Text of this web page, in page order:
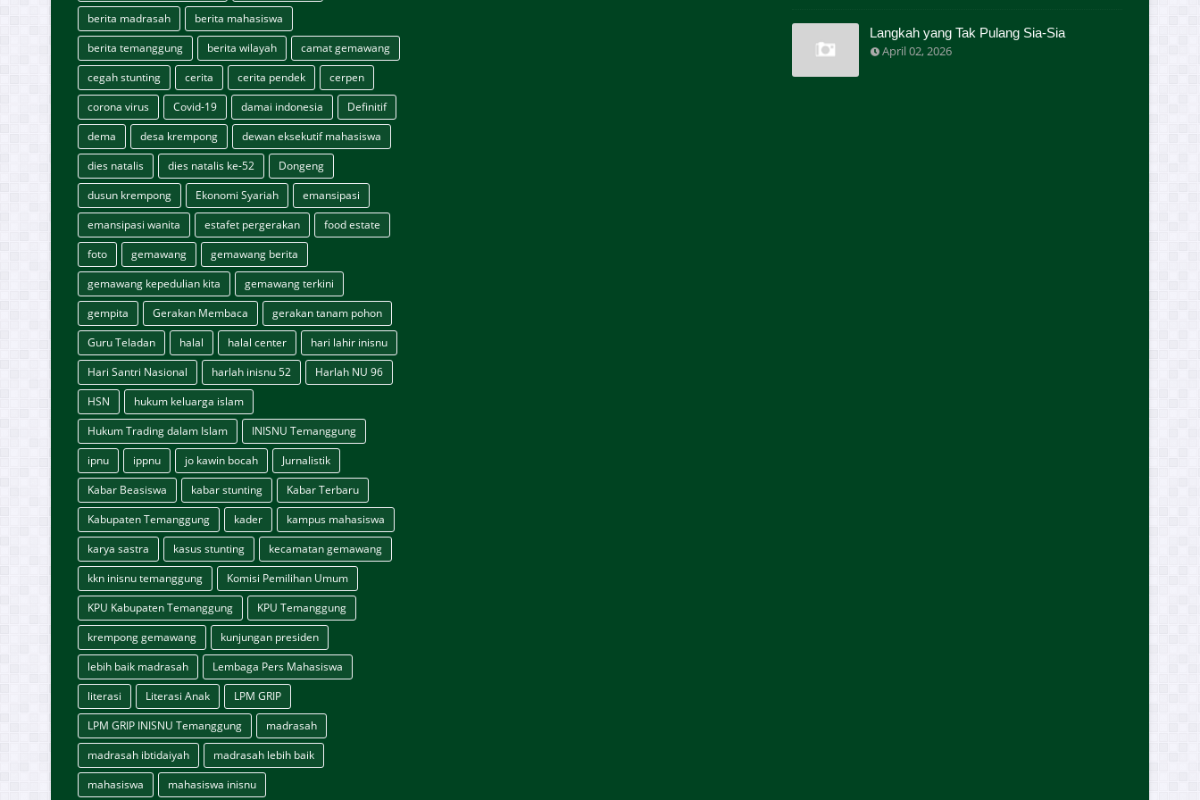
berita madrasah
berita mahasiswa
berita temanggung
berita wilayah
camat gemawang
cegah stunting
cerita cerita pendek
cerpen
corona virus
Covid-19 damai indonesia
Definitif
dema
desa krempong
dewan eksekutif mahasiswa
dies natalis
dies natalis ke-52
Dongeng
dusun krempong
Ekonomi Syariah
emansipasi
emansipasi wanita
estafet pergerakan
food estate
foto
gemawang
gemawang berita
gemawang kepedulian kita
gemawang terkini
gempita
Gerakan Membaca
gerakan tanam pohon
Guru Teladan
halal halal center
hari lahir inisnu
Hari Santri Nasional
harlah inisnu 52
Harlah NU 96
HSN
hukum keluarga islam
Hukum Trading dalam Islam
INISNU Temanggung
ipnu
ippnu jo kawin bocah
Jurnalistik
Kabar Beasiswa
kabar stunting
Kabar Terbaru
Kabupaten Temanggung
kader
kampus mahasiswa
karya sastra
kasus stunting
kecamatan gemawang
kkn inisnu temanggung
Komisi Pemilihan Umum
KPU Kabupaten Temanggung
KPU Temanggung
krempong gemawang
kunjungan presiden
lebih baik madrasah
Lembaga Pers Mahasiswa
literasi
Literasi Anak
LPM GRIP
LPM GRIP INISNU Temanggung
madrasah
madrasah ibtidaiyah
madrasah lebih baik
mahasiswa
mahasiswa inisnu
Langkah yang Tak Pulang Sia-Sia
April 02, 2026